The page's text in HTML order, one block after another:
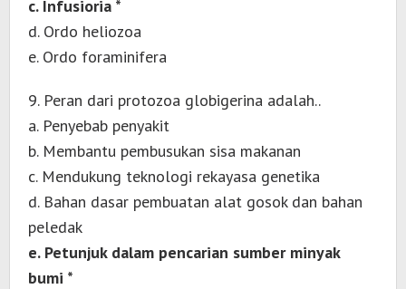
c. Infusioria *
d. Ordo heliozoa
e. Ordo foraminifera
9. Peran dari protozoa globigerina adalah..
a. Penyebab penyakit
b. Membantu pembusukan sisa makanan
c. Mendukung teknologi rekayasa genetika
d. Bahan dasar pembuatan alat gosok dan bahan
peledak
e. Petunjuk dalam pencarian sumber minyak
bumi *